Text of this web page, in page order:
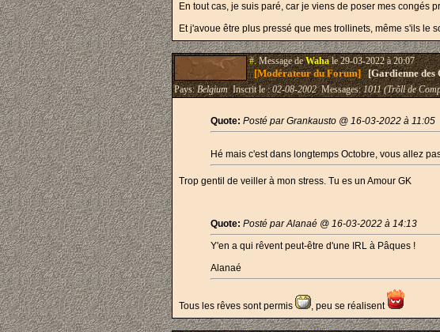
En tout cas, je suis paré, car je viens de poser mes congés
Et j'avoue être plus pressé que mes trollinets, même s'ils le
#.Message deWahale 29-03-2022 à 20:07
[Modérateur du Forum][Gardienne
Pays:BelgiumInscrit le :02-08-2002Messages:1011 (Trõll de
Quote: Posté par Grankausto @ 16-03-2022 à 11:05
Hé mais c'est dans longtemps Octobre, vous allez
Trop gentil de veiller à mon stress. Tu es un Amour GK
Quote: Posté par Alanaé @ 16-03-2022 à 14:13
Y'en a qui rêvent peut-être d'une IRL à Pâques !
Alanaé
Tous les rêves sont permis , peu se réalisent